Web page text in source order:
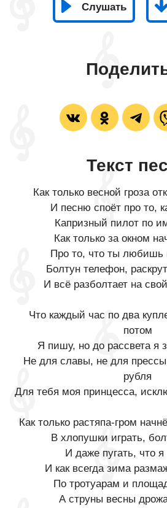
Слушать
Текст
Как только весной гроза
И песню споёт про то,
Капризный пилот по
Как только за окном
Про то, что ты любишь
Болтун телефон,
И всё разболтает на
Что каждый час по два
потом
Я пишу, но до рассвета я
Не для славы, не для
рубля
Для тебя моя принцесса,
Как только растяпа-гром
В хлопушки играть,
И даже пугать, что
И как всегда зима
По тротуарам и
А струны весны